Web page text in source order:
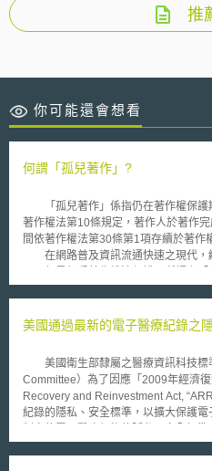
推
你可能還會想看
何謂「孤兒著作」?
「孤兒著作」係指仍在著作權保護
著作權法第10條規定，著作人於著作
間依著作權法第30條第1項存續於著作
在網路普及資訊流通快速之現代，
若與利用孤兒著作，但是不知道著作
之人，得在盡力尋找著作權人未果後(
取得智財局之許可授權後，於許可範
一般著作經自由磋商所應支付合理之
美國通過最新的電子醫療紀錄之
美國衛生部隸屬之醫療資訊科技標
Committee）為了因應「2009年經濟
Recovery and Reinvestment Act,
紀錄的隱私、安全標準，以擴大保
訊科技系統標準，來保護電子醫療紀